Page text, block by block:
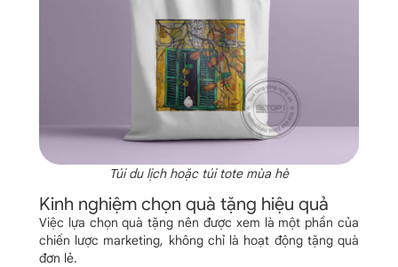
Túi du lịch hoặc túi tote mùa hè
Kinh nghiệm chọn quà tặng hiệu quả
Việc lựa chọn quà tặng nên được xem là một phần của
chiến lược marketing, không chỉ là hoạt động tặng quà
đơn lẻ.